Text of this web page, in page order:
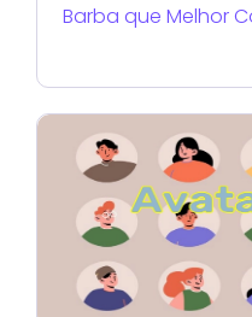
Barba que Melhor